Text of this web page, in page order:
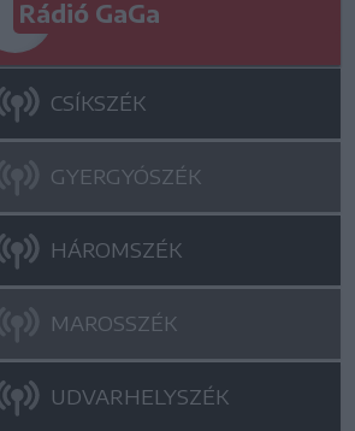
Rádió GaGa
CSÍKSZÉK
GYERGYÓSZÉK
HÁROMSZÉK
MAROSSZÉK
UDVARHELYSZÉK